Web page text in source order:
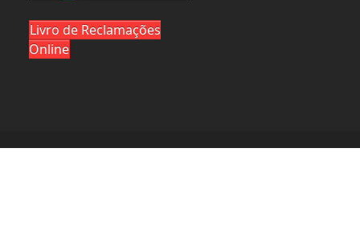
Livro de Reclamações
Online